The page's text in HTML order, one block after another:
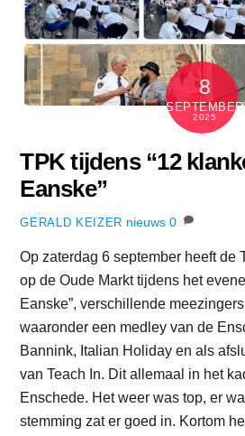
8
SEPTEMBER
2025
TPK tijdens “12
Eanske”
GERALD KEIZER nieuws 0
Op zaterdag 6 september heeft de
op de Oude Markt tijdens het
Eanske”, verschillende
waaronder een medley van de
Bannink, Italian Holiday en als
van Teach In. Dit allemaal in het
Enschede. Het weer was top, er
stemming zat er goed in. Kortom